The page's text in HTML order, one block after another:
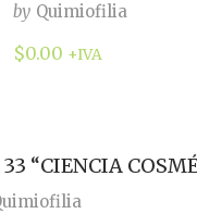
by Quimiofilia
$0.00 +IVA
“CIENCIA